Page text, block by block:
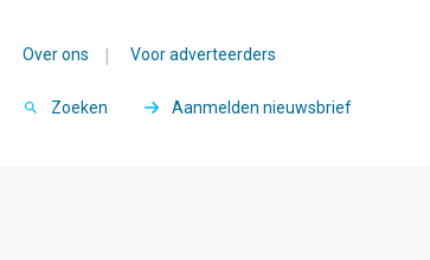
Over ons | Voor adverteerders
Zoeken Aanmelden nieuwsbrief